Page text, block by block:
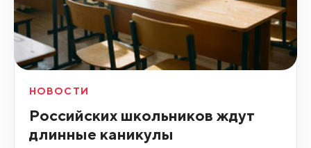
НОВОСТИ
Российских школьников ждут
длинные каникулы